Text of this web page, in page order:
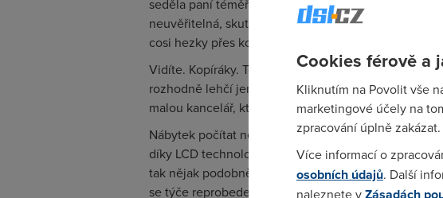
seděla paní téměř v důchodovém věku a smažila
neuvěřitelná, skutečně ano. A tak jsme se na něj
cosi hezky přes kopírák píše.
Vidíte. Kopíráky. To je snad jediná věc, která byla
rozhodně lehčí jen tak nebude, ale zase od jaké
malou kancelář, která se potřebuje stěhovat.
Nábytek počítat nebudeme, to je něco
díky LCD technologii také minimalizoval, takže se
tak nějak podobně. Půl kilová robustní klávesnice
se týče reprobeden, máte smůlu, pokud nejste
Cookies férově a
Kliknutím na Povolit vše
marketingové účely na
zpracování úplně zakázat.
Více informací o
osobních údajů. Další
naleznete vZásadách